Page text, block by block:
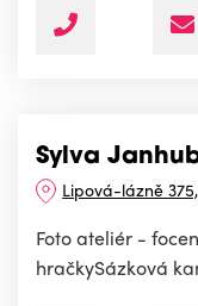
Sylva
Lipová-lázně
Foto ateliér -
hračkySázková